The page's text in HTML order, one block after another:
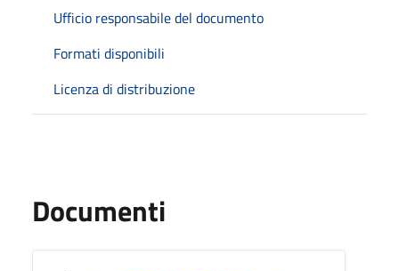
Ufficio responsabile del documento
Formati disponibili
Licenza di distribuzione
Documenti